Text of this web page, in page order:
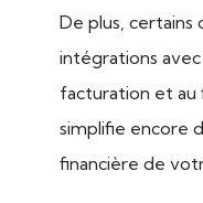
De plus, certains
intégrations
facturation et au
simplifie encore
financière de